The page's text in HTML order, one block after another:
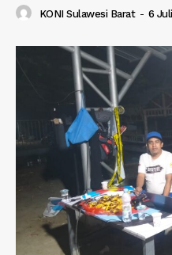
KONI Sulawesi Barat - 6